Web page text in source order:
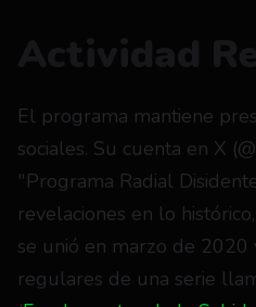
El programa mantiene
sociales. Su cuenta en X
"Programa Radial
revelaciones en lo
se unió en marzo de 2020
regulares de una serie